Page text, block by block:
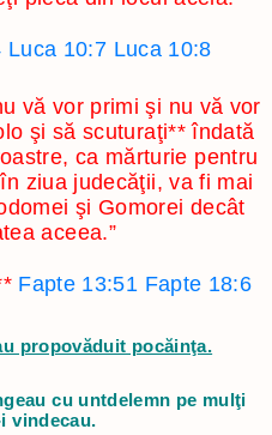
Luca 10:7 Luca 10:8
vă vor primi şi nu vă vor
şi să scuturaţi** îndată
ca mărturie pentru
ziua judecăţii, va fi mai
şi Gomorei decât
aceea.”
Fapte 13:51 Fapte 18:6
propovăduit pocăinţa.
cu untdelemn pe mulţi
vindecau.